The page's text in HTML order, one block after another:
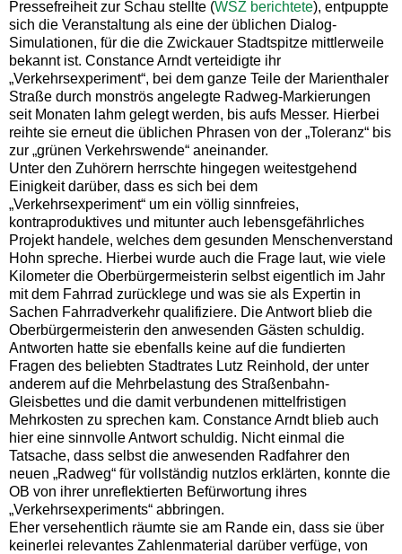
Pressefreiheit zur Schau stellte (WSZ berichtete), entpuppte
sich die Veranstaltung als eine der üblichen Dialog-
Simulationen, für die die Zwickauer Stadtspitze mittlerweile
bekannt ist. Constance Arndt verteidigte ihr
„Verkehrsexperiment“, bei dem ganze Teile der Marienthaler
Straße durch monströs angelegte Radweg-Markierungen
seit Monaten lahm gelegt werden, bis aufs Messer. Hierbei
reihte sie erneut die üblichen Phrasen von der „Toleranz“ bis
zur „grünen Verkehrswende“ aneinander.
Unter den Zuhörern herrschte hingegen weitestgehend
Einigkeit darüber, dass es sich bei dem
„Verkehrsexperiment“ um ein völlig sinnfreies,
kontraproduktives und mitunter auch lebensgefährliches
Projekt handele, welches dem gesunden Menschenverstand
Hohn spreche. Hierbei wurde auch die Frage laut, wie viele
Kilometer die Oberbürgermeisterin selbst eigentlich im Jahr
mit dem Fahrrad zurücklege und was sie als Expertin in
Sachen Fahrradverkehr qualifiziere. Die Antwort blieb die
Oberbürgermeisterin den anwesenden Gästen schuldig.
Antworten hatte sie ebenfalls keine auf die fundierten
Fragen des beliebten Stadtrates Lutz Reinhold, der unter
anderem auf die Mehrbelastung des Straßenbahn-
Gleisbettes und die damit verbundenen mittelfristigen
Mehrkosten zu sprechen kam. Constance Arndt blieb auch
hier eine sinnvolle Antwort schuldig. Nicht einmal die
Tatsache, dass selbst die anwesenden Radfahrer den
neuen „Radweg“ für vollständig nutzlos erklärten, konnte die
OB von ihrer unreflektierten Befürwortung ihres
„Verkehrsexperiments“ abbringen.
Eher versehentlich räumte sie am Rande ein, dass sie über
keinerlei relevantes Zahlenmaterial darüber verfüge, von